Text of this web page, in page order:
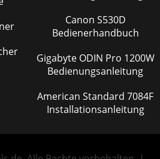
Canon S530D
Bedienerhandbuch
Gigabyte ODIN Pro 1200W
Bedienungsanleitung
American Standard 7084F
Installationsanleitung